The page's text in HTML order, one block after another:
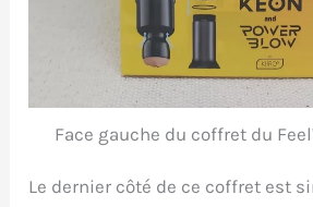
Face gauche du coffret du
Le dernier côté de ce coffret est